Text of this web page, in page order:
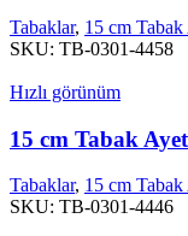
Tabaklar, 15 cm
SKU: TB-0301-4458
Hızlı görünüm
15 cm Tabak
Tabaklar, 15 cm
SKU: TB-0301-4446